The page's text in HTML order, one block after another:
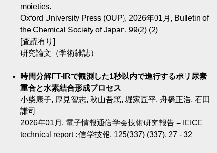
moieties.
Oxford University Press (OUP), 2026年01月, Bulletin of
the Chemical Society of Japan, 99(2) (2)
[査読有り]
研究論文（学術雑誌）
時間分解FT-IRで観測した1秒以内で進行するポリ尿素
重合と水素結合形成プロセス
小柴康子, 厚見智志, 秋山吾篤, 堀家匠平, 舟橋正浩, 石田
謙司
2026年01月, 電子情報通信学会技術研究報告 = IEICE
technical report : 信学技報, 125(337) (337), 27 - 32